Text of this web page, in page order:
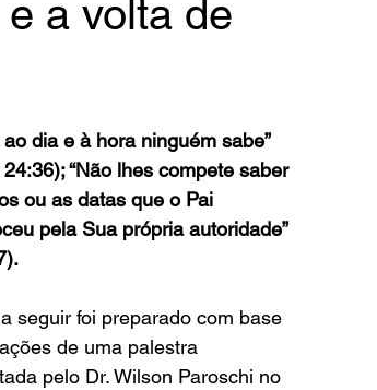
a volta de
ao dia e à hora ninguém sabe”
“Não lhes compete saber
ou as datas que o Pai
pela Sua própria autoridade”
seguir foi preparado com base
de uma palestra
pelo Dr. Wilson Paroschi no